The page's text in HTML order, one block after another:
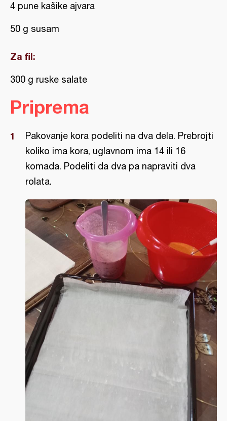
4 pune kašike ajvara
50 g susam
Za fil:
300 g ruske salate
Priprema
Pakovanje kora podeliti na dva dela. Prebrojti
koliko ima kora, uglavnom ima 14 ili 16
komada. Podeliti da dva pa napraviti dva
rolata.